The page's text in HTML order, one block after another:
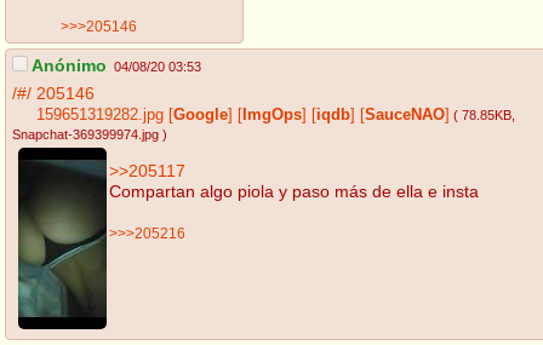
>>>205146
Anónimo 04/08/20 03:53
/#/ 205146
159651319282.jpg [Google] [ ImgOps] [iqdb] [SauceNAO] ( 78.85KB
Snapchat-369399974.jpg )
>>205117
Compartan algo piola y paso más de ella e insta
>>>205216